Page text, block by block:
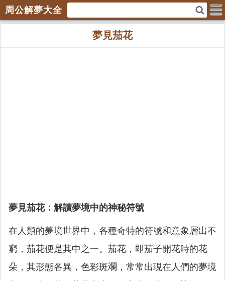
周公解夢大全
夢見茄花
夢見茄花：解讀夢境中的神秘符號
在人類的夢境世界中，各種奇特的符號和意象層出不
窮，茄花便是其中之一。茄花，即茄子開花時的花
朵，其形態各異，色彩斑斕，常常出現在人們的夢境